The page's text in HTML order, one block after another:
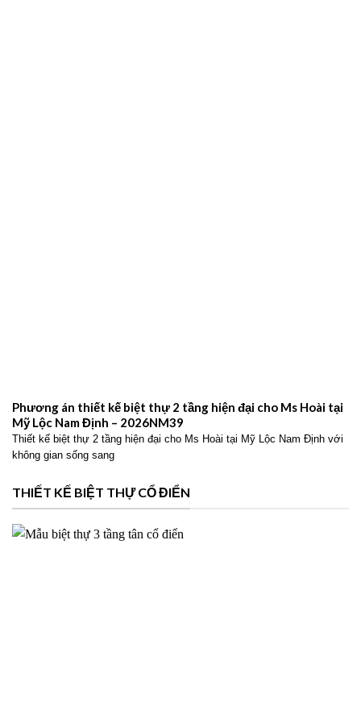
Phương án thiết kế biệt thự 2 tầng hiện đại cho Ms Hoài tại
Mỹ Lộc Nam Định – 2026NM39
Thiết kế biệt thự 2 tầng hiện đại cho Ms Hoài tại Mỹ Lộc Nam Định với
không gian sống sang
THIẾT KẾ BIỆT THỰ CỔ ĐIỂN